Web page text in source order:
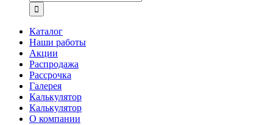
Каталог
Наши работы
Акции
Распродажа
Рассрочка
Галерея
Калькулятор
Калькулятор
О компании